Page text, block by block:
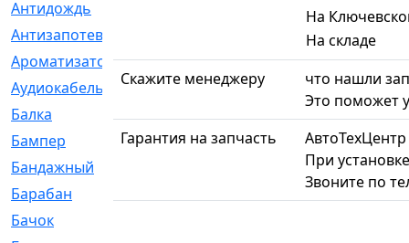
Антидождь
Антизапотеватель
Ароматизатор
[35]
Аудиокабель
[2]
Балка
[58]
Бампер
[137]
Бандажный
Барабан
Бачок
На
На складе
Скажите менеджеру
что нашли
Это поможет
Гарантия на запчасть
При
Звоните по